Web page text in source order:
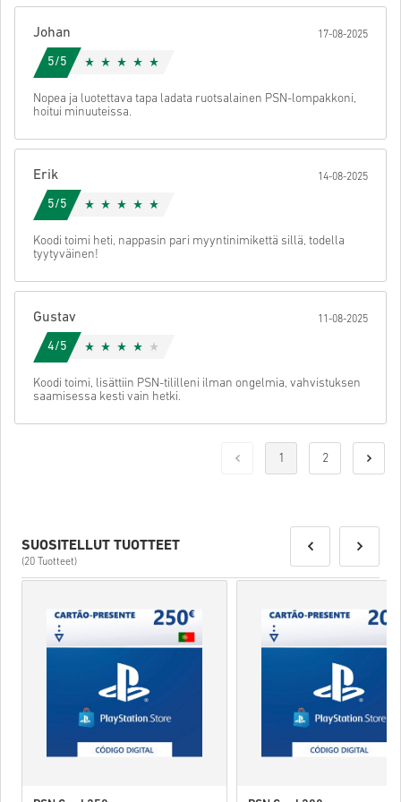
käyttöön.
Johan 17-08-2025
5/5
Nopea ja luotettava tapa ladata ruotsalainen PSN-lompakkoni,
hoitui minuuteissa.
Erik 14-08-2025
5/5
Koodi toimi heti, nappasin pari myyntinimikettä sillä, todella
tyytyväinen!
Gustav 11-08-2025
4/5
Koodi toimi, lisättiin PSN-tililleni ilman ongelmia, vahvistuksen
saamisessa kesti vain hetki.
1 2
SUOSITELLUT TUOTTEET
(20 Tuotteet)